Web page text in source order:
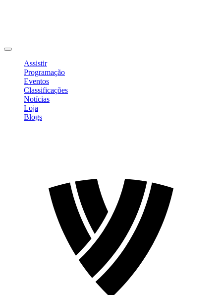
Assistir
Programação
Eventos
Classificações
Notícias
Loja
Blogs